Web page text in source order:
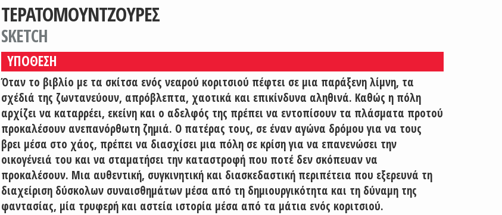
ΤΕΡΑΤΟΜΟΥΝΤΖΟΥΡΕΣ
SKETCH
ΥΠΟΘΕΣΗ
Όταν το βιβλίο με τα σκίτσα ενός νεαρού κοριτσιού πέφτει σε μια παράξενη λίμνη, τα
σχέδιά της ζωντανεύουν, απρόβλεπτα, χαοτικά και επικίνδυνα αληθινά. Καθώς η πόλη
αρχίζει να καταρρέει, εκείνη και ο αδελφός της πρέπει να εντοπίσουν τα πλάσματα προτού
προκαλέσουν ανεπανόρθωτη ζημιά. Ο πατέρας τους, σε έναν αγώνα δρόμου για να τους
βρει μέσα στο χάος, πρέπει να διασχίσει μια πόλη σε κρίση για να επανενώσει την
οικογένειά του και να σταματήσει την καταστροφή που ποτέ δεν σκόπευαν να
προκαλέσουν. Μια αυθεντική, συγκινητική και διασκεδαστική περιπέτεια που εξερευνά τη
διαχείριση δύσκολων συναισθημάτων μέσα από τη δημιουργικότητα και τη δύναμη της
φαντασίας, μία τρυφερή και αστεία ιστορία μέσα από τα μάτια ενός κοριτσιού.